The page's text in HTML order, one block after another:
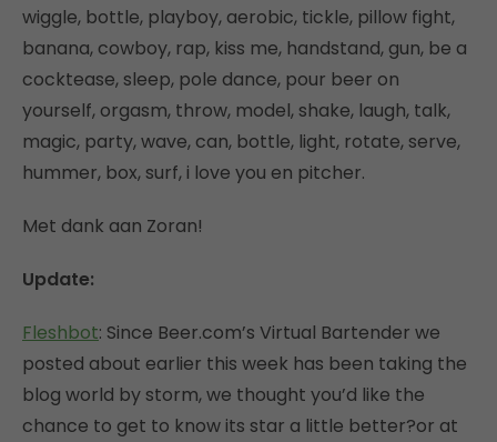
wiggle, bottle, playboy, aerobic, tickle, pillow fight,
banana, cowboy, rap, kiss me, handstand, gun, be a
cocktease, sleep, pole dance, pour beer on
yourself, orgasm, throw, model, shake, laugh, talk,
magic, party, wave, can, bottle, light, rotate, serve,
hummer, box, surf, i love you en pitcher.
Met dank aan Zoran!
Update:
Fleshbot: Since Beer.com’s Virtual Bartender we
posted about earlier this week has been taking the
blog world by storm, we thought you’d like the
chance to get to know its star a little better?or at